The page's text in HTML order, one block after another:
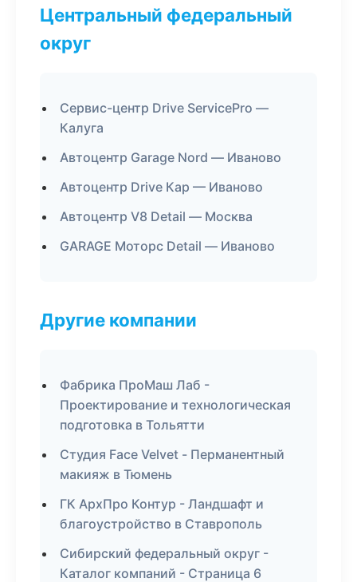
Центральный федеральный
округ
Сервис-центр Drive ServicePro —
Калуга
Автоцентр Garage Nord — Иваново
Автоцентр Drive Кар — Иваново
Автоцентр V8 Detail — Москва
GARAGE Моторс Detail — Иваново
Другие компании
Фабрика ПроМаш Лаб -
Проектирование и технологическая
подготовка в Тольятти
Студия Face Velvet - Перманентный
макияж в Тюмень
ГК АрхПро Контур - Ландшафт и
благоустройство в Ставрополь
Сибирский федеральный округ -
Каталог компаний - Страница 6